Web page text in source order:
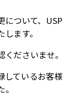
について、USP
ます。
ださいませ。
しているお客様